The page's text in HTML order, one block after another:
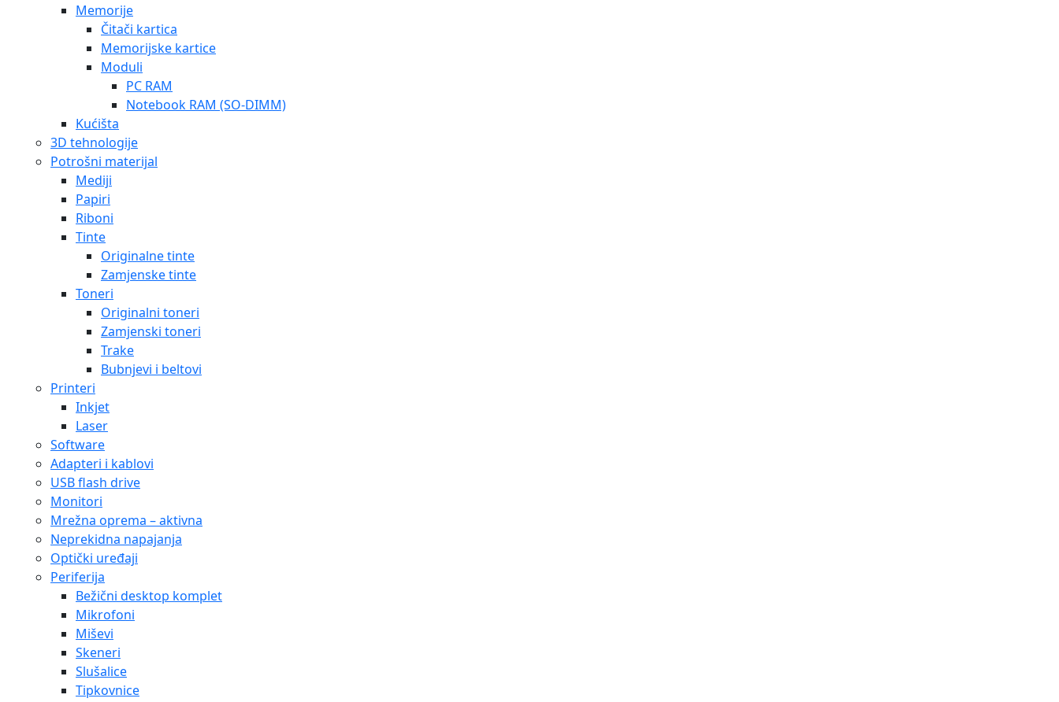
Memorije
Čitači kartica
Memorijske kartice
Moduli
PC RAM
Notebook RAM (SO-DIMM)
Kućišta
3D tehnologije
Potrošni materijal
Mediji
Papiri
Riboni
Tinte
Originalne tinte
Zamjenske tinte
Toneri
Originalni toneri
Zamjenski toneri
Trake
Bubnjevi i beltovi
Printeri
Inkjet
Laser
Software
Adapteri i kablovi
USB flash drive
Monitori
Mrežna oprema – aktivna
Neprekidna napajanja
Optički uređaji
Periferija
Bežični desktop komplet
Mikrofoni
Miševi
Skeneri
Slušalice
Tipkovnice